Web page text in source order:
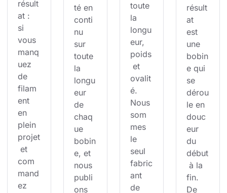
résult
at :
si
vous
manq
uez
de
filam
ent
en
plein
projet
et
com
mand
ez
té en
conti
nu
sur
toute
la
longu
eur
de
chaq
ue
bobin
e, et
nous
publi
ons
toute
la
longu
eur,
poids
et
ovalit
é.
Nous
som
mes
le
seul
fabric
ant
de
résult
at
est
une
bobin
e qui
se
dérou
le en
douc
eur
du
début
à la
fin.
De